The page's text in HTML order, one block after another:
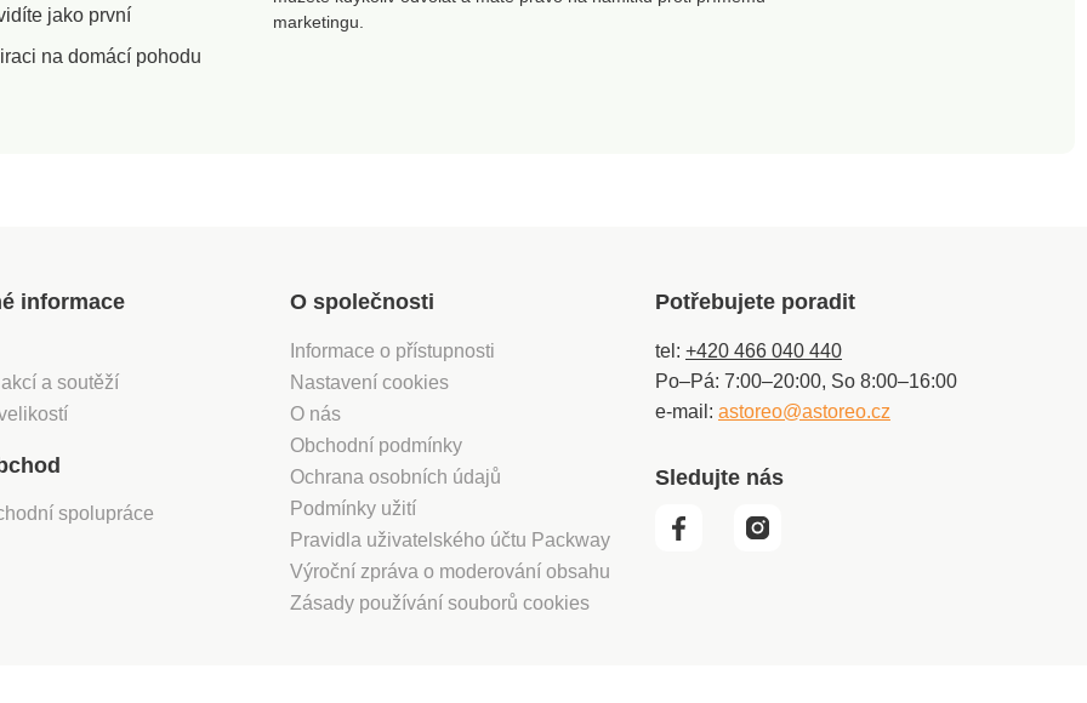
jako první
na domácí pohodu
marketingu.
informace
a soutěží
spolupráce
O společnosti
Informace o přístupnosti
Nastavení cookies
O nás
Obchodní podmínky
Ochrana osobních údajů
Podmínky užití
Pravidla uživatelského účtu Packway
Výroční zpráva o moderování obsahu
Zásady používání souborů cookies
Potřebujete poradit
tel: +420 466 040 440
Po–Pá: 7:00–20:00, So 8:00–16:00
e-mail: astoreo@astoreo.cz
Sledujte nás